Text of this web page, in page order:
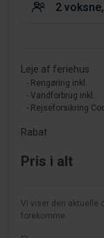
Leje af feriehus
- Rengøring inkl.
- Vandforbrug inkl.
- Rejseforsikring
Rabat
Pris i alt
Vi viser den aktuelle
forekomme.